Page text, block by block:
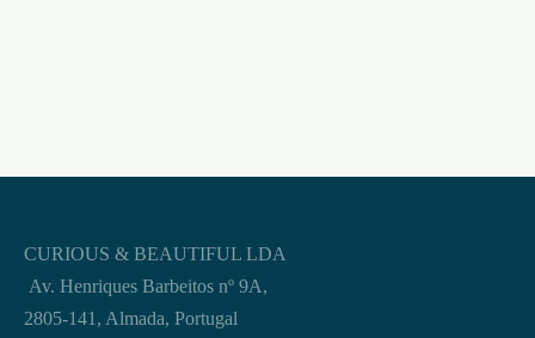
CURIOUS & BEAUTIFUL LDA
Av. Henriques Barbeitos nº 9A,
2805-141, Almada, Portugal